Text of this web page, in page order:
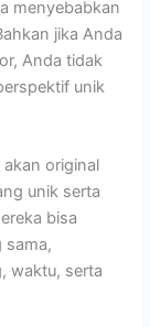
menyebabkan
jika Anda
Anda tidak
unik
original
unik serta
bisa
sama,
waktu, serta